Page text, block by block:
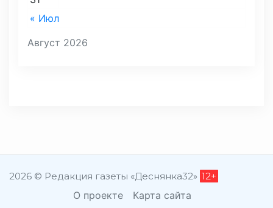
Август 2026
« Июл
2026 © Редакция газеты «Деснянка32» 12+
О проекте Карта сайта